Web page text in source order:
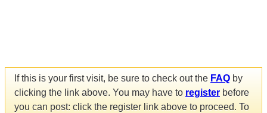
If this is your first visit, be sure to check out the FAQ by
clicking the link above. You may have to register before
you can post: click the register link above to proceed. To